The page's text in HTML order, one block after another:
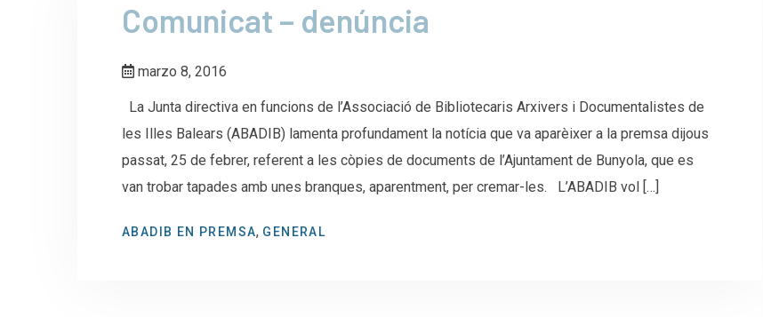
Comunicat – denúncia
marzo 8, 2016
La Junta directiva en funcions de l’Associació de Bibliotecaris Arxivers i Documentalistes de
les Illes Balears (ABADIB) lamenta profundament la notícia que va aparèixer a la premsa dijous
passat, 25 de febrer, referent a les còpies de documents de l’Ajuntament de Bunyola, que es
van trobar tapades amb unes branques, aparentment, per cremar-les. L’ABADIB vol […]
ABADIB EN PREMSA, GENERAL